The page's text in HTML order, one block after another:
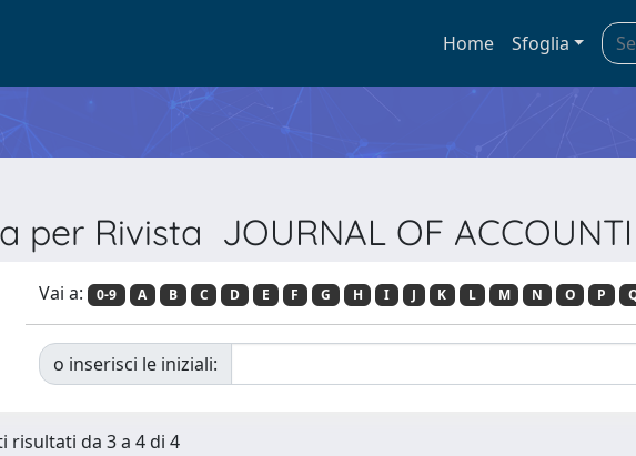
Home Sfoglia
per Rivista JOURNAL OF
Vai a: 0-9 A B C D E F G H I J K L M N O P
o inserisci le iniziali:
risultati da 3 a 4 di 4